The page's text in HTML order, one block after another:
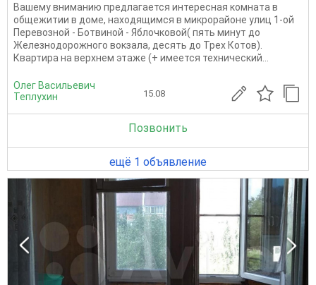
Вашему вниманию предлагается интересная комната в
общежитии в доме, находящимся в микрорайоне улиц 1-ой
Перевозной - Ботвиной - Яблочковой( пять минут до
Железнодорожного вокзала, десять до Трех Котов).
Квартира на верхнем этаже (+ имеется технический...
Олег Васильевич
Теплухин
15.08
Позвонить
ещё 1 объявление